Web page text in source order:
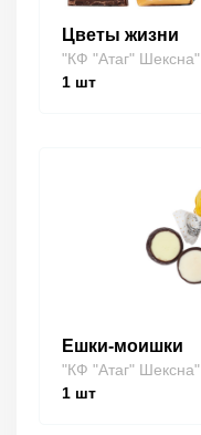
Цветы жизни
"КФ "Атаг" Шексна"
1 шт
Ешки-моишки
"КФ "Атаг" Шексна"
1 шт